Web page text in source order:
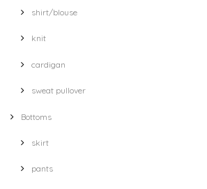
shirt/blouse
knit
cardigan
sweat pullover
Bottoms
skirt
pants